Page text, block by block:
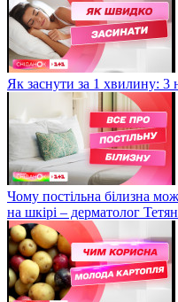
Як заснути за 1 хвилину: 3
Чому постільна білизна
на шкірі – дерматолог